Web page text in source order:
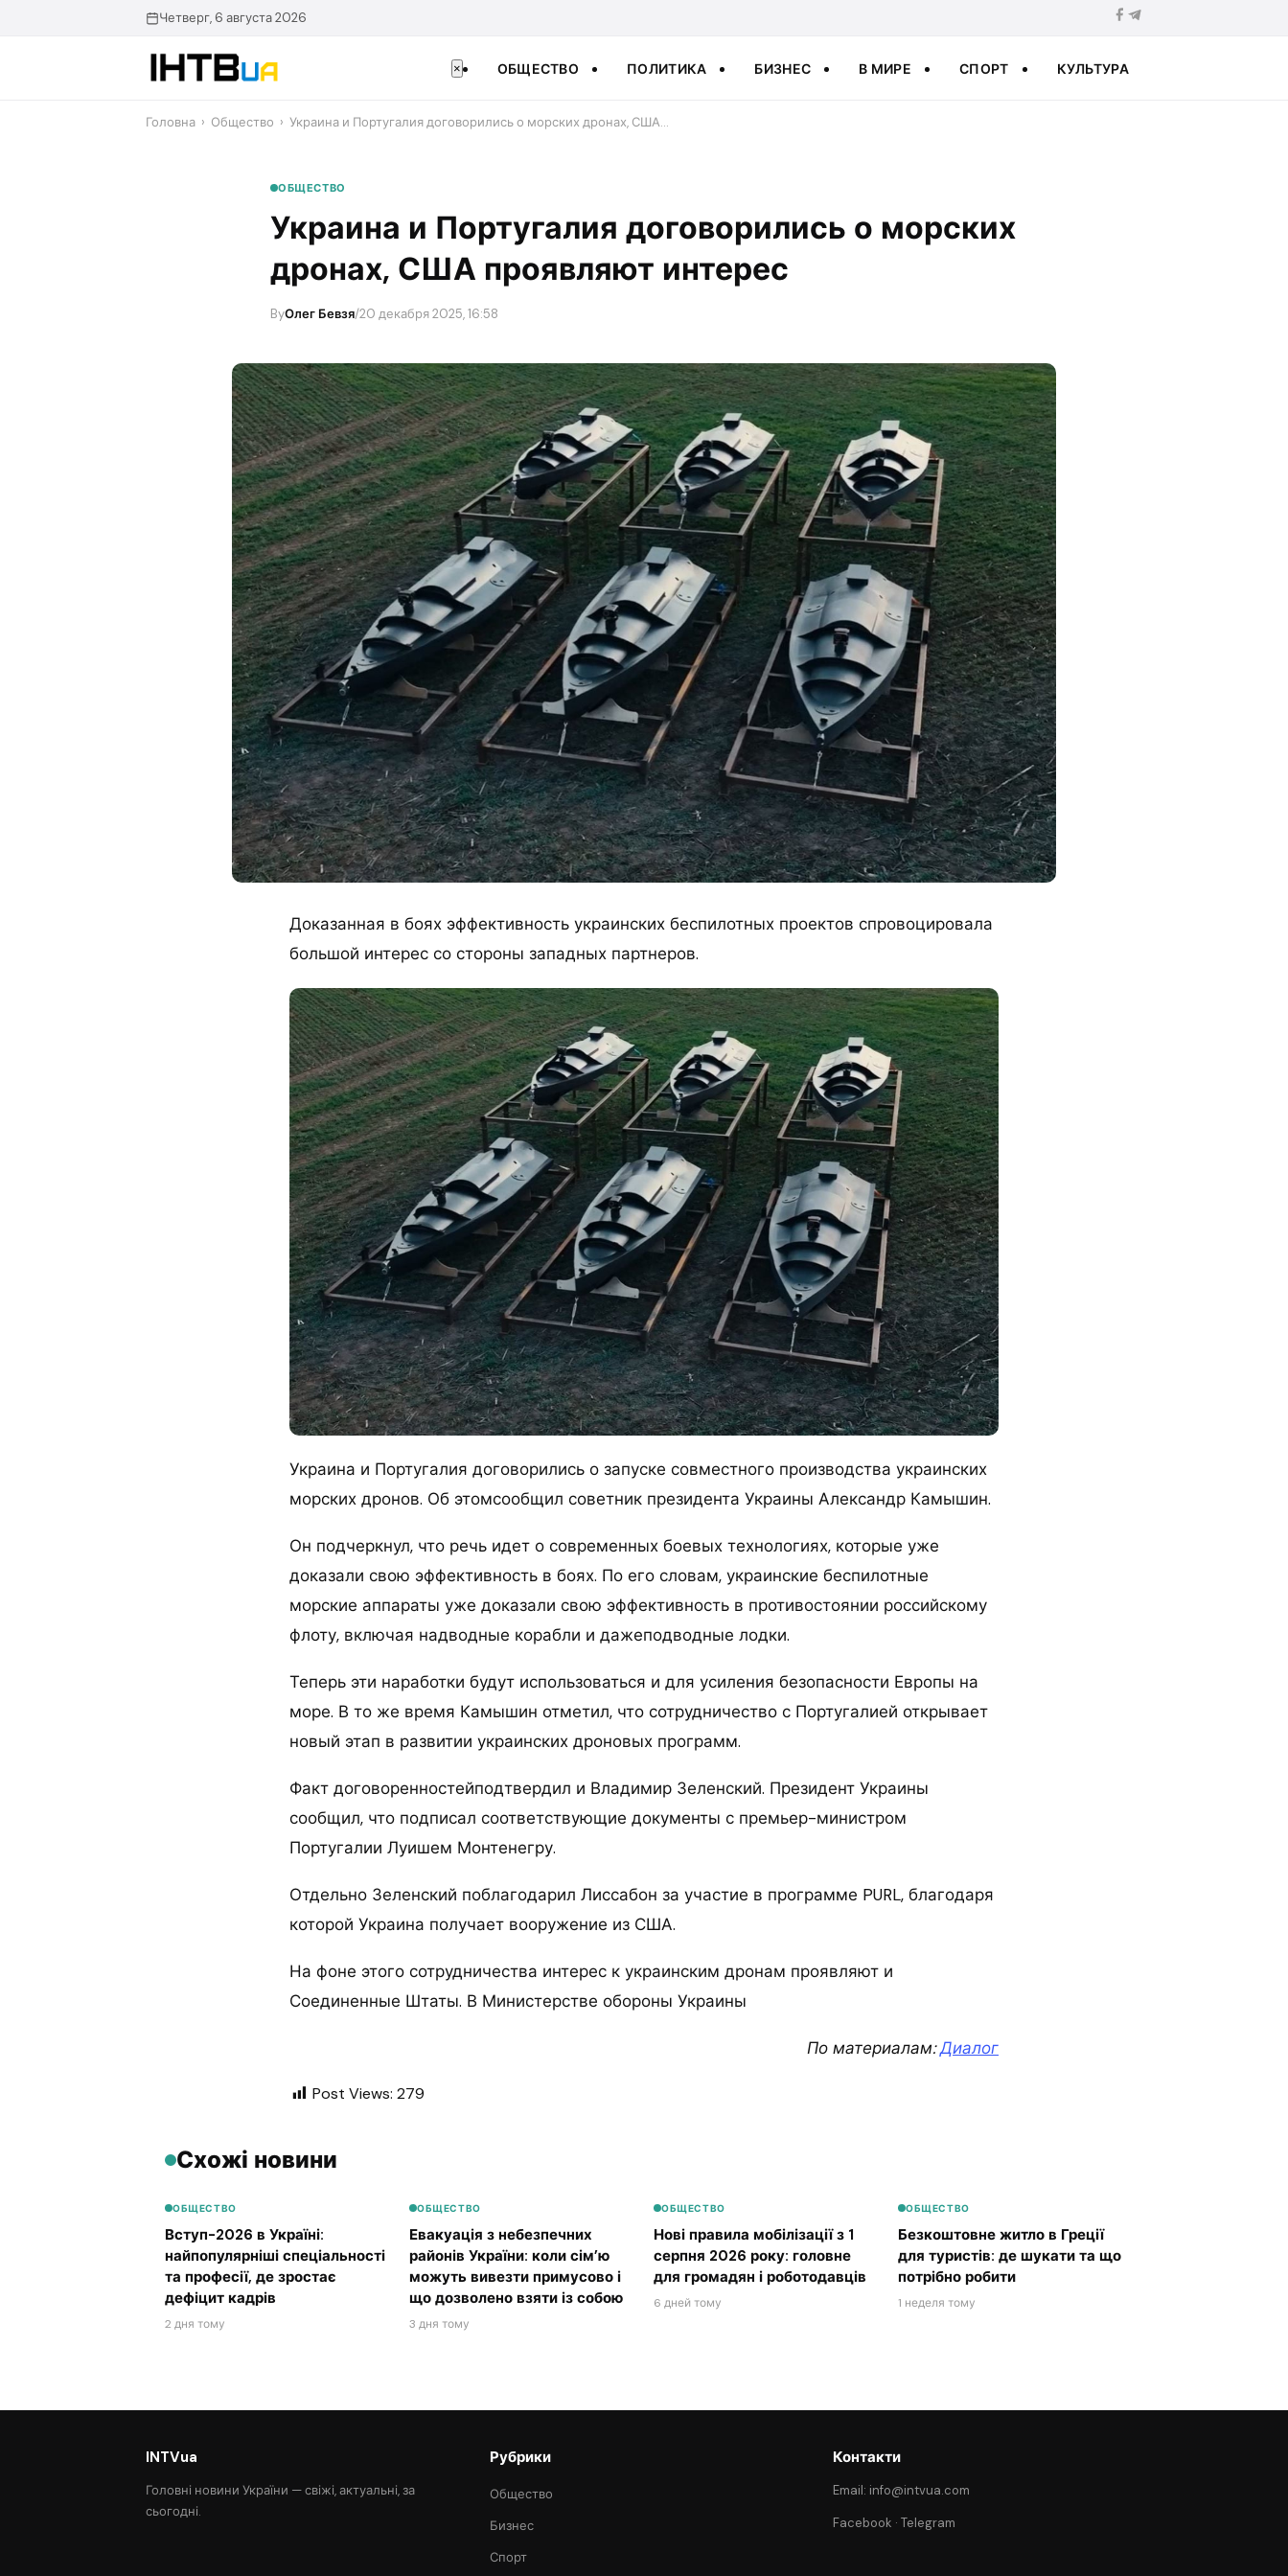
Четверг, 6 августа 2026
× ОБЩЕСТВО ПОЛИТИКА БИЗНЕС В МИРЕ СПОРТ КУЛЬТУРА
Головна › Общество › Украина и Португалия договорились о морских дронах, США…
ОБЩЕСТВО
Украина и Португалия договорились о морских
дронах, США проявляют интерес
ByОлег Бевзя/20 декабря 2025, 16:58
Доказанная в боях эффективность украинских беспилотных проектов спровоцировала
большой интерес со стороны западных партнеров.
Украина и Португалия договорились о запуске совместного производства украинских
морских дронов. Об этомсообщил советник президента Украины Александр Камышин.
Он подчеркнул, что речь идет о современных боевых технологиях, которые уже
доказали свою эффективность в боях. По его словам, украинские беспилотные
морские аппараты уже доказали свою эффективность в противостоянии российскому
флоту, включая надводные корабли и дажеподводные лодки.
Теперь эти наработки будут использоваться и для усиления безопасности Европы на
море. В то же время Камышин отметил, что сотрудничество с Португалией открывает
новый этап в развитии украинских дроновых программ.
Факт договоренностейподтвердил и Владимир Зеленский. Президент Украины
сообщил, что подписал соответствующие документы с премьер-министром
Португалии Луишем Монтенегру.
Отдельно Зеленский поблагодарил Лиссабон за участие в программе PURL, благодаря
которой Украина получает вооружение из США.
На фоне этого сотрудничества интерес к украинским дронам проявляют и
Соединенные Штаты. В Министерстве обороны Украины
По материалам:Диалог
Post Views: 279
Схожі новини
ОБЩЕСТВО
Вступ-2026 в Україні:
найпопулярніші спеціальності
та професії, де зростає
дефіцит кадрів
2 дня тому
ОБЩЕСТВО
Евакуація з небезпечних
районів України: коли сім’ю
можуть вивезти примусово і
що дозволено взяти із собою
3 дня тому
ОБЩЕСТВО
Нові правила мобілізації з 1
серпня 2026 року: головне
для громадян і роботодавців
6 дней тому
ОБЩЕСТВО
Безкоштовне житло в Греції
для туристів: де шукати та що
потрібно робити
1 неделя тому
INTVua
Головні новини України — свіжі, актуальні, за
сьогодні.
Рубрики
Общество
Бизнес
Спорт
Контакти
Email: info@intvua.com
Facebook ·Telegram